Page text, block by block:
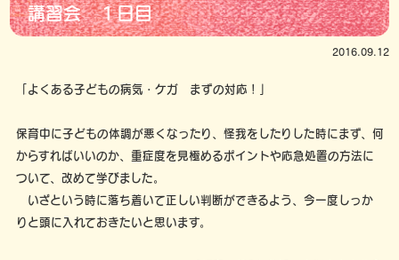
講習会 １日目
2016.09.12
「よくある子どもの病気・ケガ まずの対応！」
保育中に子どもの体調が悪くなったり、怪我をしたりした時にまず、何
からすればいいのか、重症度を見極めるポイントや応急処置の方法に
ついて、改めて学びました。
いざという時に落ち着いて正しい判断ができるよう、今一度しっか
りと頭に入れておきたいと思います。